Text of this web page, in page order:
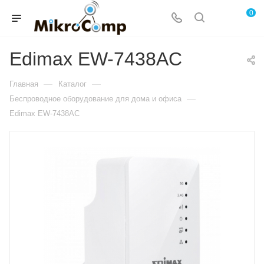
0
Edimax EW-7438AC
Главная — Каталог —
Беспроводное оборудование для дома и офиса —
Edimax EW-7438AC